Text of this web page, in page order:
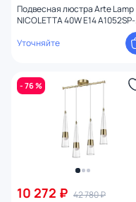
Подвесная люстра Arte Lamp
NICOLETTA 40W E14 A1052SP-
Уточняйте
- 76 %
10 272 ₽ 42 780 ₽